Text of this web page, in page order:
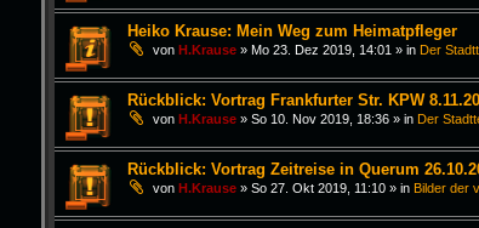
Heiko Krause: Mein Weg zum Heimatpfleger
von H.Krause» Mo 23. Dez 2019, 14:01 » in Der
Rückblick: Vortrag Frankfurter Str. KPW
von H.Krause» So 10. Nov 2019, 18:36» in Der
Rückblick: Vortrag Zeitreise in Querum
von H.Krause» So 27. Okt 2019, 11:10» in Bilder der